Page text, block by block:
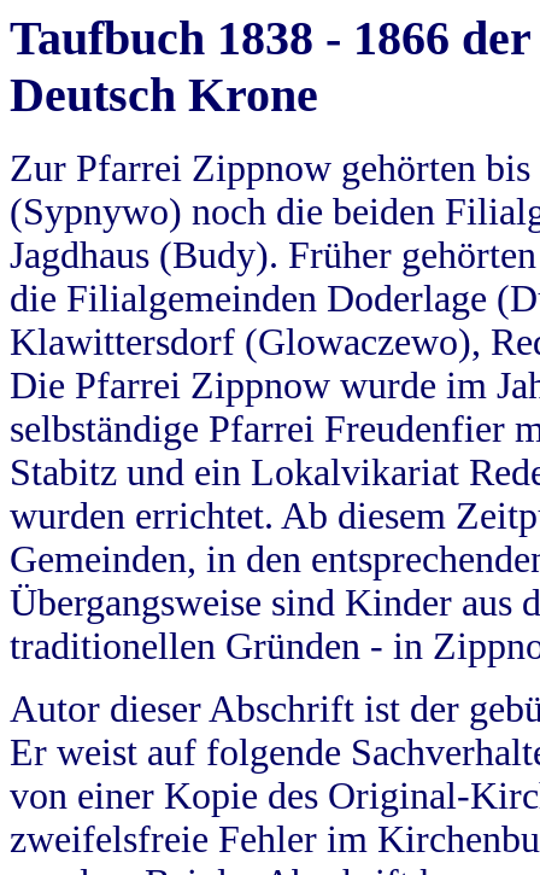
Taufbuch 1838 - 1866
Deutsch Krone
Zur Pfarrei Zippnow gehörten
(Sypnywo) noch die beiden
Jagdhaus (Budy). Früher
die Filialgemeinden Doderlage
Klawittersdorf (Glowaczewo),
Die Pfarrei Zippnow wurde im
selbständige Pfarrei Freudenfier
Stabitz und ein Lokalvikariat
wurden errichtet. Ab diesem
Gemeinden, in den
Übergangsweise sind Kinder aus
traditionellen Gründen - in
Autor dieser Abschrift ist der
Er weist auf folgende
von einer Kopie des Original-
zweifelsfreie Fehler im